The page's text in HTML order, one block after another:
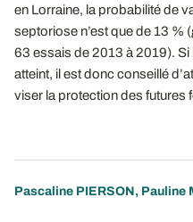
en Lorraine, la probabilité de
septoriose n’est que de 13 %
63 essais de 2013 à 2019). Si
atteint, il est donc conseillé
viser la protection des futures
Pascaline PIERSON, Pauline